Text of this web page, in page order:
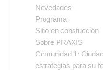
Novedades
Programa
Sitio en constucción
Sobre PRAXIS
Comunidad 1:
estrategias para su